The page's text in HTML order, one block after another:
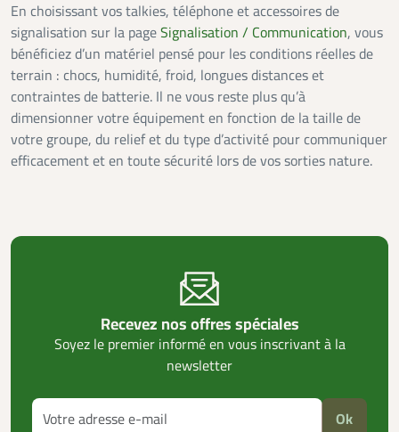
En choisissant vos talkies, téléphone et accessoires de
signalisation sur la pageSignalisation / Communication, vous
bénéficiez d’un matériel pensé pour les conditions réelles de
terrain : chocs, humidité, froid, longues distances et
contraintes de batterie. Il ne vous reste plus qu’à
dimensionner votre équipement en fonction de la taille de
votre groupe, du relief et du type d’activité pour communiquer
efficacement et en toute sécurité lors de vos sorties nature.
Recevez nos offres spéciales
Soyez le premier informé en vous inscrivant à la
newsletter
Ok